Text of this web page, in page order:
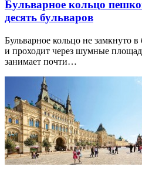
Бульварное кольцо
десять бульваров
Бульварное кольцо не замкнуто
и проходит через шумные
занимает почти…